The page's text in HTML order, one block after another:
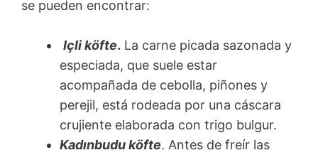
se pueden encontrar:
Içli köfte. La carne picada sazonada y
especiada, que suele estar
acompañada de cebolla, piñones y
perejil, está rodeada por una cáscara
crujiente elaborada con trigo bulgur.
Kadınbudu köfte. Antes de freír las